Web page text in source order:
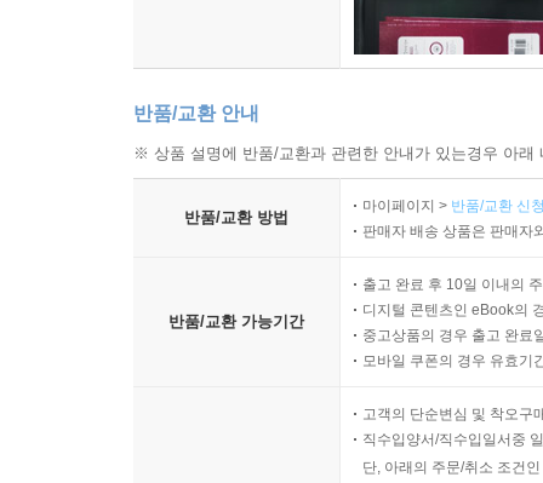
반품/교환 안내
※ 상품 설명에 반품/교환과 관련한 안내가 있는경우 아
반품/교환 방법
마이페이지 > 반품/교환 신
판매자 배송 상품은 판매자
반품/교환 가능기간
출고 완료 후 10일 이내의
디지털 콘텐츠인 eBook의
중고상품의 경우 출고 완료
모바일 쿠폰의 경우 유효기
고객의 단순변심 및 착오구
직수입양서/직수입일서중
단, 아래의 주문/취소 조건